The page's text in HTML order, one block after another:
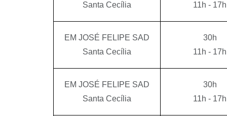
Santa Cecília
11h - 17h
EM JOSÉ FELIPE SAD
Santa Cecília
30h
11h - 17h
EM JOSÉ FELIPE SAD
Santa Cecília
30h
11h - 17h